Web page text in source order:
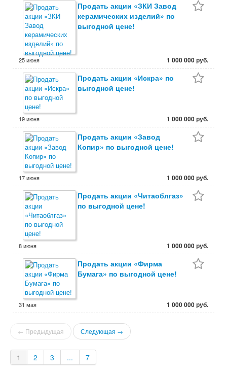
Продать акции «ЗКИ Завод
керамических изделий» по
выгодной цене!
25 июня 1 000 000 руб.
Продать акции «Искра» по
выгодной цене!
19 июня 1 000 000 руб.
Продать акции «Завод
Копир» по выгодной цене!
17 июня 1 000 000 руб.
Продать акции «Читаоблгаз»
по выгодной цене!
8 июня 1 000 000 руб.
Продать акции «Фирма
Бумага» по выгодной цене!
31 мая 1 000 000 руб.
← Предыдущая Следующая →
1 2 3 ... 7